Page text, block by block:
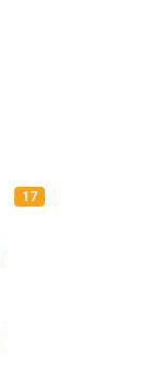
17